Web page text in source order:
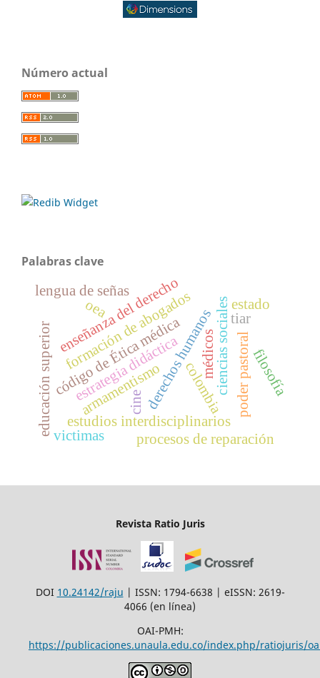
Número actual
Palabras clave
derechos humanos
médicos
código de Ética médicacolombia
educación superiorformación de abogados
estrategia didáctica
estudios interdisciplinarios
ciencias sociales
enseñanza del derecho
armamentismo
tiar
oea
poder pastoral
estado
filosofía
lengua de señas
victimas procesos de reparación
cine
Revista Ratio Juris
DOI 10.24142/raju | ISSN: 1794-6638 | eISSN: 2619-
4066 (en línea)
OAI-PMH:
https://publicaciones.unaula.edu.co/index.php/ratiojuris/